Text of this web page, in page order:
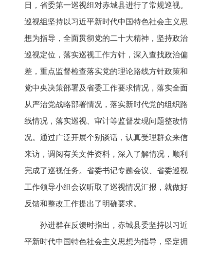
日，省委第一巡视组对赤城县进行了常规巡视。
巡视组坚持以习近平新时代中国特色社会主义思
想为指导，全面贯彻党的二十大精神，坚持政治
巡视定位，落实巡视工作方针，深入查找政治偏
差，重点监督检查落实党的理论路线方针政策和
党中央决策部署及省委工作要求情况，落实全面
从严治党战略部署情况，落实新时代党的组织路
线情况，落实巡视、审计等监督发现问题整改情
况。通过广泛开展个别谈话，认真受理群众来信
来访，调阅有关文件资料，深入了解情况，顺利
完成了巡视任务。省委书记专题会议、省委巡视
工作领导小组会议听取了巡视情况汇报，就做好
反馈和整改工作提出了明确要求。
孙进群在反馈时指出，赤城县委坚持以习近
平新时代中国特色社会主义思想为指导，坚定拥